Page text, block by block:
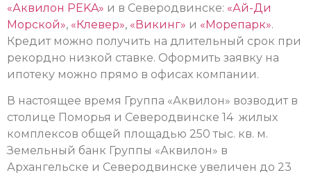
«Аквилон РEKA» и в Северодвинске: «Ай-Ди
Морской», «Клевер», «Викинг» и «Морепарк».
Кредит можно получить на длительный срок при
рекордно низкой ставке. Оформить заявку на
ипотеку можно прямо в офисах компании.
В настоящее время Группа «Аквилон» возводит в
столице Поморья и Северодвинске 14 жилых
комплексов общей площадью 250 тыс. кв. м.
Земельный банк Группы «Аквилон» в
Архангельске и Северодвинске увеличен до 23